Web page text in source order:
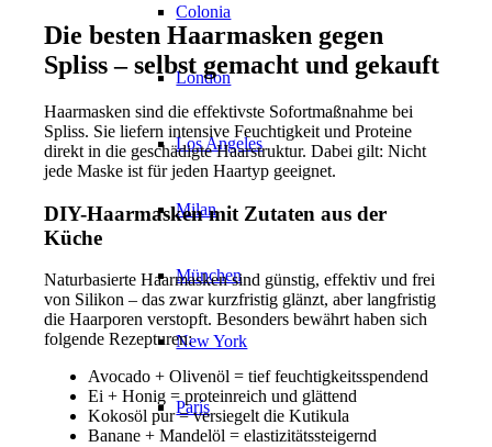
Colonia
London
Los Angeles
Milan
München
New York
París
Die besten Haarmasken gegen
Spliss – selbst gemacht und gekauft
Haarmasken sind die effektivste Sofortmaßnahme bei
Spliss. Sie liefern intensive Feuchtigkeit und Proteine
direkt in die geschädigte Haarstruktur. Dabei gilt: Nicht
jede Maske ist für jeden Haartyp geeignet.
DIY-Haarmasken mit Zutaten aus der
Küche
Naturbasierte Haarmasken sind günstig, effektiv und frei
von Silikon – das zwar kurzfristig glänzt, aber langfristig
die Haarporen verstopft. Besonders bewährt haben sich
folgende Rezepturen:
Avocado + Olivenöl = tief feuchtigkeitsspendend
Ei + Honig = proteinreich und glättend
Kokosöl pur = versiegelt die Kutikula
Banane + Mandelöl = elastizitätssteigernd